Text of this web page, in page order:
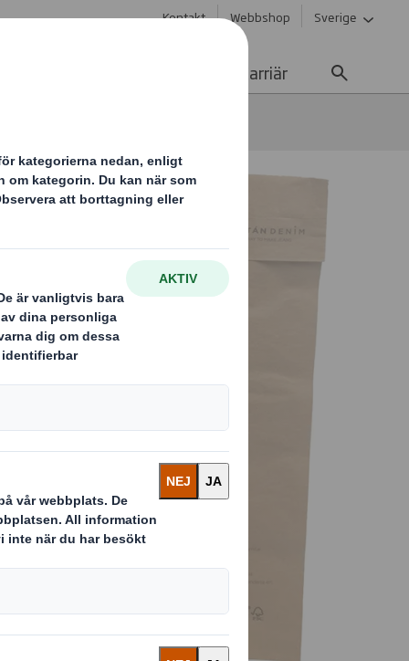
Kontakt Webbshop Sverige
Karriär